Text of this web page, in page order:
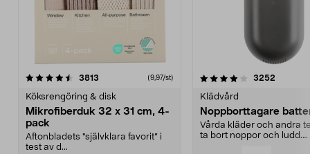
3813 (9,97/st)
Köksrengöring & disk
Mikrofiberduk 32 x 31 cm, 4-
pack
Aftonbladets "självklara favorit” i
test av d...
4.0av 5 stjärnor 3252
Klädvård
Noppborttagare
Vårda kläder och andra
ta bort noppor och ludd.
4.5av 5 stjärnor